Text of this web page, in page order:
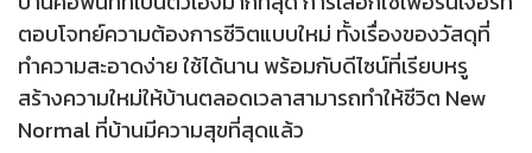
ตอบโจทย์ความต้องการชีวิตแบบใหม่ ทั้งเรื่องของวัสดุที่
ทำความสะอาดง่าย ใช้ได้นาน พร้อมกับดีไซน์ที่เรียบหรู
สร้างความใหม่ให้บ้านตลอดเวลาสามารถทำให้ชีวิต New
Normal ที่บ้านมีความสุขที่สุดแล้ว